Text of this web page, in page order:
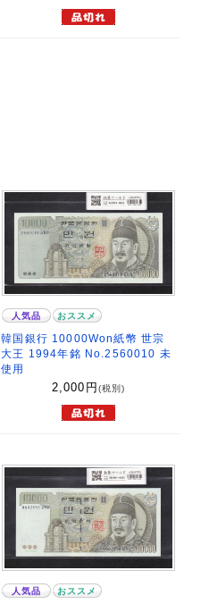
人気品 おススメ
韓国銀行 10000Won紙幣 世宗
大王 1994年銘 No.2560010 未
使用
2,000 円 (税別)
人気品 おススメ